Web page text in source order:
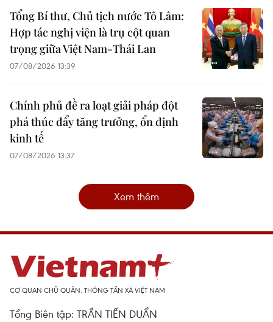
Tổng Bí thư, Chủ tịch nước Tô Lâm:
Hợp tác nghị viện là trụ cột quan
trọng giữa Việt Nam-Thái Lan
07/08/2026 13:39
Chính phủ đề ra loạt giải pháp đột
phá thúc đẩy tăng trưởng, ổn định
kinh tế
07/08/2026 13:37
Xem thêm
CƠ QUAN CHỦ QUẢN: THÔNG TẤN XÃ VIỆT NAM
Tổng Biên tập: TRẦN TIẾN DUẨN